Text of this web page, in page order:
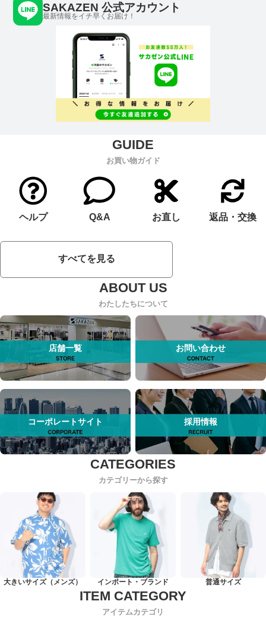
SAKAZEN 公式アカウント
最新情報をイチ早くお届け！
お買い物ガイド
ヘルプ Q&A お直し 返品・交換
すべてを見る
わたしたちについて
店舗一覧 お問い合わせ
コーポレートサイト 採用情報
カテゴリーから探す
大きいサイズ（メンズ） インポート・ブランド 普通サイズ
アイテムカテゴリ